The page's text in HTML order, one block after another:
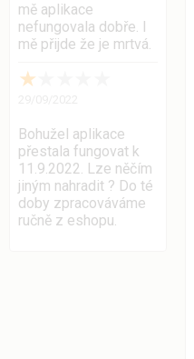
mě aplikace
nefungovala dobře. I
mě přijde že je mrtvá.
★
Bohužel aplikace
přestala fungovat k
11.9.2022. Lze něčím
jiným nahradit ? Do té
doby zpracováváme
ručně z eshopu.